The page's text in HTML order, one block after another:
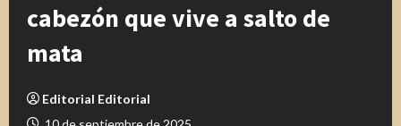
cabezón que vive a salto de
mata
Editorial Editorial